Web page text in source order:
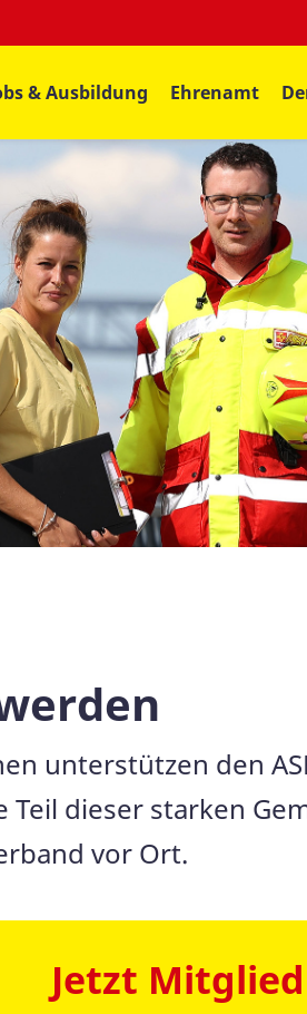
& Ausbildung Ehrenamt
unterstützen den
Teil dieser starken
vor Ort.
Jetzt